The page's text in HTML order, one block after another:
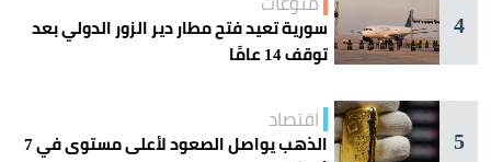
4
سورية تعيد فتح مطار دير الزور الدولي بعد
توقف 14 عامًا
5
اقتصاد
الذهب يواصل الصعود لأعلى مستوى في 7